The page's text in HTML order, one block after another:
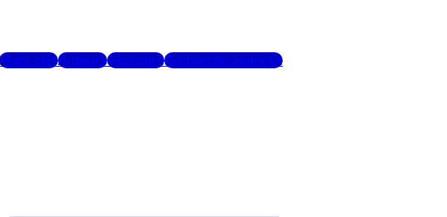
Mots-clésAuteursGlossaireRecherche avancée